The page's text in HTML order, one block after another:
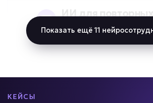
ИИ для
продаж
Показать ещё 11
КЕЙСЫ